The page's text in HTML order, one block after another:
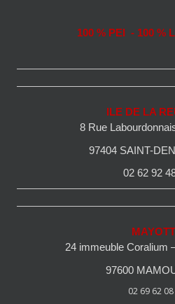
100 % PEI - 100 %
ILE DE LA
8 Rue
97404 SAINT-
02 62 92
24 immeuble Coralium
97600
02 69 62